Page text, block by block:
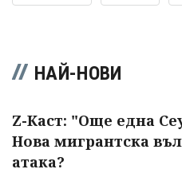
НАЙ-НОВИ
Z-Каст: "Още една
Нова мигрантска
атака?